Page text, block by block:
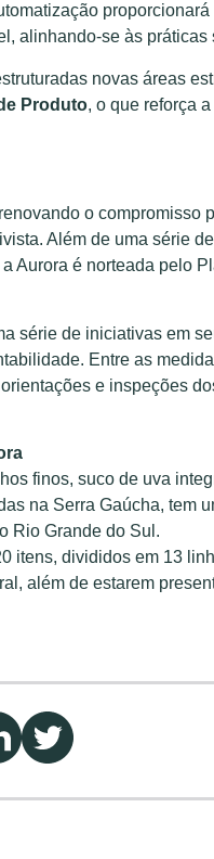
alinhando-se às práticas
novas áreas
Produto, o que reforça
o
Além de uma série
Aurora é norteada pelo
série de iniciativas em
Entre as
e inspeções
finos, suco de uva
na Serra Gaúcha, tem
Rio Grande do Sul.
itens, divididos em 13
além de estarem